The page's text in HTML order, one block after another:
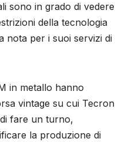
sono in grado di vedere
della tecnologia
nota per i suoi servizi di
in metallo hanno
vintage su cui Tecron
fare un turno,
la produzione di